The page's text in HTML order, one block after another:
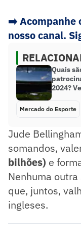
➡️Acompanhe
nosso canal.
Quais
2024?
Mercado do Esporte
Jude
somandos,
bilhões) e
Nenhuma
que, juntos,
ingleses.